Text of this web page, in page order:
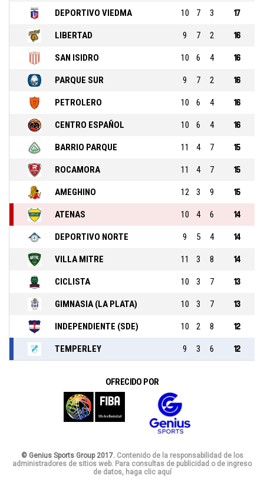
DEPORTIVO VIEDMA 10 7 3 17
LIBERTAD 9 7 2 16
SAN ISIDRO 10 6 4 16
PARQUE SUR 9 7 2 16
PETROLERO 10 6 4 16
CENTRO ESPAÑOL 10 6 4 16
BARRIO PARQUE 11 4 7 15
ROCAMORA 11 4 7 15
AMEGHINO 12 3 9 15
ATENAS 10 4 6 14
DEPORTIVO NORTE 9 5 4 14
VILLA MITRE 11 3 8 14
CICLISTA 10 3 7 13
GIMNASIA (LA PLATA) 10 3 7 13
INDEPENDIENTE (SDE) 10 2 8 12
TEMPERLEY 9 3 6 12
OFRECIDO POR
© Genius Sports Group 2017. Contenido de la responsabilidad de los
administradores de sitios web. Para consultas de publicidad o de ingreso
de datos, haga clic aquí